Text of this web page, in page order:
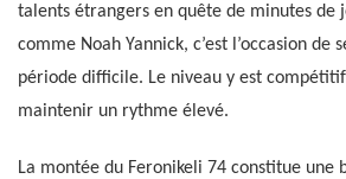
talents étrangers en quête de minutes de
comme Noah Yannick, c’est l’occasion de
période difficile. Le niveau y est
maintenir un rythme élevé.
La montée du Feronikeli 74 constitue une